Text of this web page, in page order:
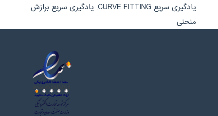
یادگیری سریع CURVE FITTING
, یادگیری سریع برازش
منحنی